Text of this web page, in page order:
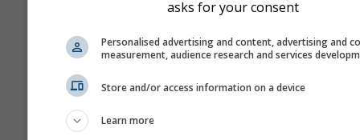
Sep Oct Nov
asks for your consent
Personalised advertising and content, advertising and
measurement, audience research and services
Store and/or access information on a device
Learn more